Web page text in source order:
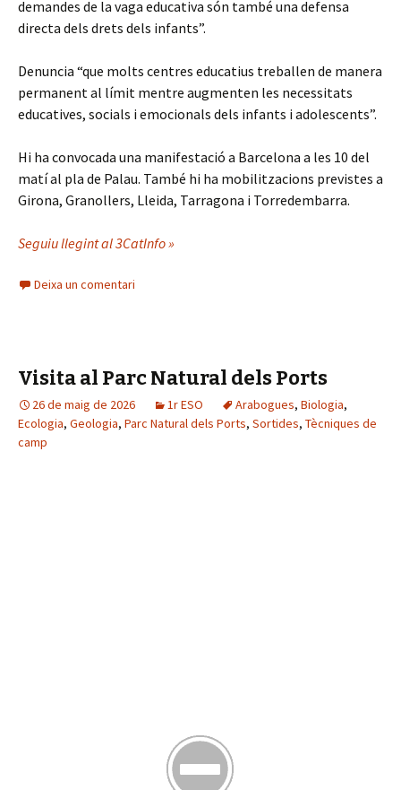
demandes de la vaga educativa són també una defensa
directa dels drets dels infants”.
Denuncia “que molts centres educatius treballen de manera
permanent al límit mentre augmenten les necessitats
educatives, socials i emocionals dels infants i adolescents”.
Hi ha convocada una manifestació a Barcelona a les 10 del
matí al pla de Palau. També hi ha mobilitzacions previstes a
Girona, Granollers, Lleida, Tarragona i Torredembarra.
Seguiu llegint al 3CatInfo »
Deixa un comentari
Visita al Parc Natural dels Ports
26 de maig de 2026 1r ESO Arabogues, Biologia,
Ecologia, Geologia, Parc Natural dels Ports, Sortides, Tècniques de
camp